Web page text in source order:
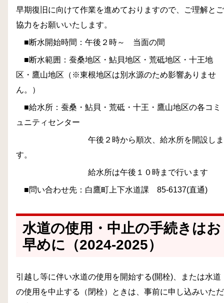
早期復旧に向けて作業を進めておりますので、ご理解とご
協力をお願いいたします。
■断水開始時間：午後２時～ 当面の間
■断水範囲：蚕桑地区・鮎貝地区・荒砥地区・十王地
区・鷹山地区（※東根地区は別水源のため影響ありませ
ん。）
■給水所：蚕桑・鮎貝・荒砥・十王・鷹山地区の各コミ
ュニティセンター
午後２時から順次、給水所を開設しま
す。
給水所は午後１０時まで行います
■問い合わせ先：白鷹町上下水道課 85-6137(直通)
水道の使用・中止の手続きはお
早めに（2024-2025）
引越し等に伴い水道の使用を開始する(開栓)、または水道
の使用を中止する（閉栓）ときは、事前に申し込みいただ